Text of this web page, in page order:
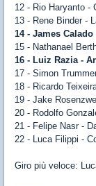
12 - Rio Haryanto -
13 - Rene Binder -
14 - James
15 - Nathanael
16 - Luiz Razia -
17 - Simon
18 - Ricardo
19 - Jake
20 - Rodolfo
21 - Felipe Nasr -
22 - Luca Filippi -
Giro più veloce: